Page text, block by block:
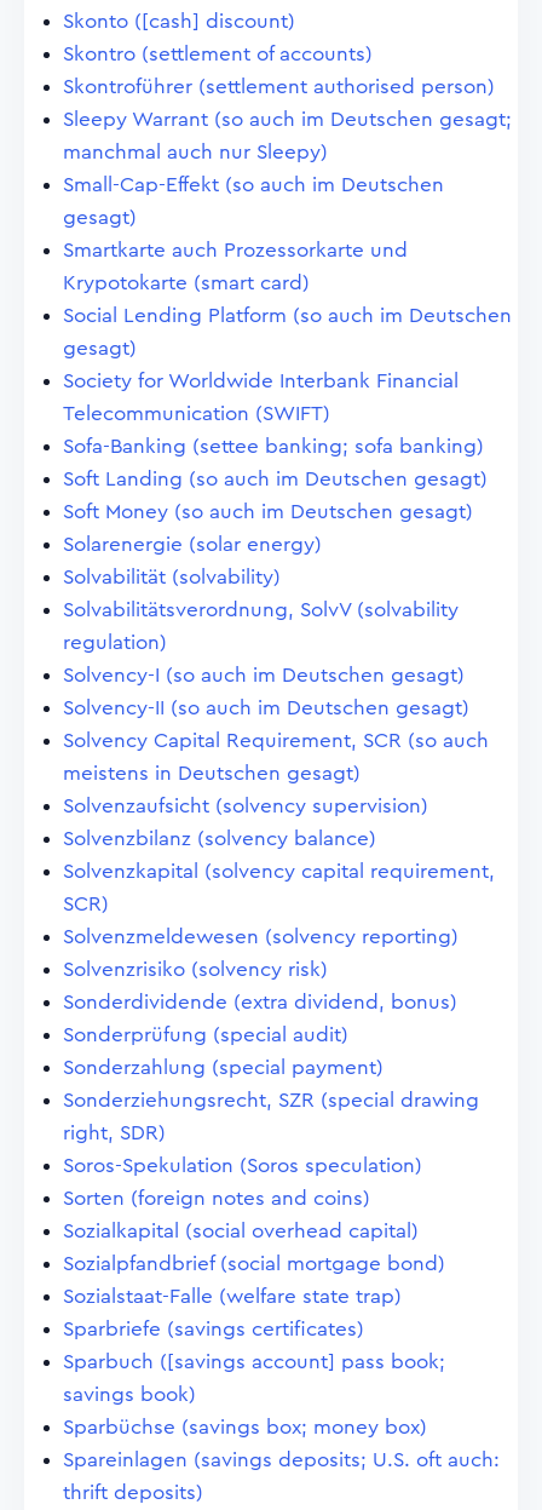
Skonto ([cash] discount)
Skontro (settlement of accounts)
Skontroführer (settlement authorised person)
Sleepy Warrant (so auch im Deutschen gesagt;
manchmal auch nur Sleepy)
Small-Cap-Effekt (so auch im Deutschen
gesagt)
Smartkarte auch Prozessorkarte und
Krypotokarte (smart card)
Social Lending Platform (so auch im Deutschen
gesagt)
Society for Worldwide Interbank Financial
Telecommunication (SWIFT)
Sofa-Banking (settee banking; sofa banking)
Soft Landing (so auch im Deutschen gesagt)
Soft Money (so auch im Deutschen gesagt)
Solarenergie (solar energy)
Solvabilität (solvability)
Solvabilitätsverordnung, SolvV (solvability
regulation)
Solvency-I (so auch im Deutschen gesagt)
Solvency-II (so auch im Deutschen gesagt)
Solvency Capital Requirement, SCR (so auch
meistens in Deutschen gesagt)
Solvenzaufsicht (solvency supervision)
Solvenzbilanz (solvency balance)
Solvenzkapital (solvency capital requirement,
SCR)
Solvenzmeldewesen (solvency reporting)
Solvenzrisiko (solvency risk)
Sonderdividende (extra dividend, bonus)
Sonderprüfung (special audit)
Sonderzahlung (special payment)
Sonderziehungsrecht, SZR (special drawing
right, SDR)
Soros-Spekulation (Soros speculation)
Sorten (foreign notes and coins)
Sozialkapital (social overhead capital)
Sozialpfandbrief (social mortgage bond)
Sozialstaat-Falle (welfare state trap)
Sparbriefe (savings certificates)
Sparbuch ([savings account] pass book;
savings book)
Sparbüchse (savings box; money box)
Spareinlagen (savings deposits; U.S. oft auch:
thrift deposits)